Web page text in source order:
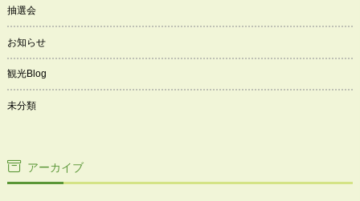
抽選会
お知らせ
観光Blog
未分類
アーカイブ